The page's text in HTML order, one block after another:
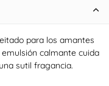
para los amantes
calmante cuida
sutil fragancia.